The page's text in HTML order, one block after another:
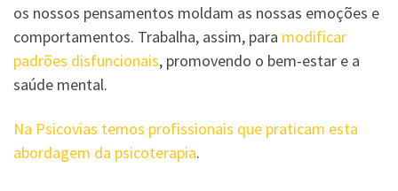
os nossos pensamentos moldam as nossas emoções e
comportamentos. Trabalha, assim, para modificar
padrões disfuncionais, promovendo o bem-estar e a
saúde mental.
Na Psicovias temos profissionais que praticam esta
abordagem da psicoterapia.